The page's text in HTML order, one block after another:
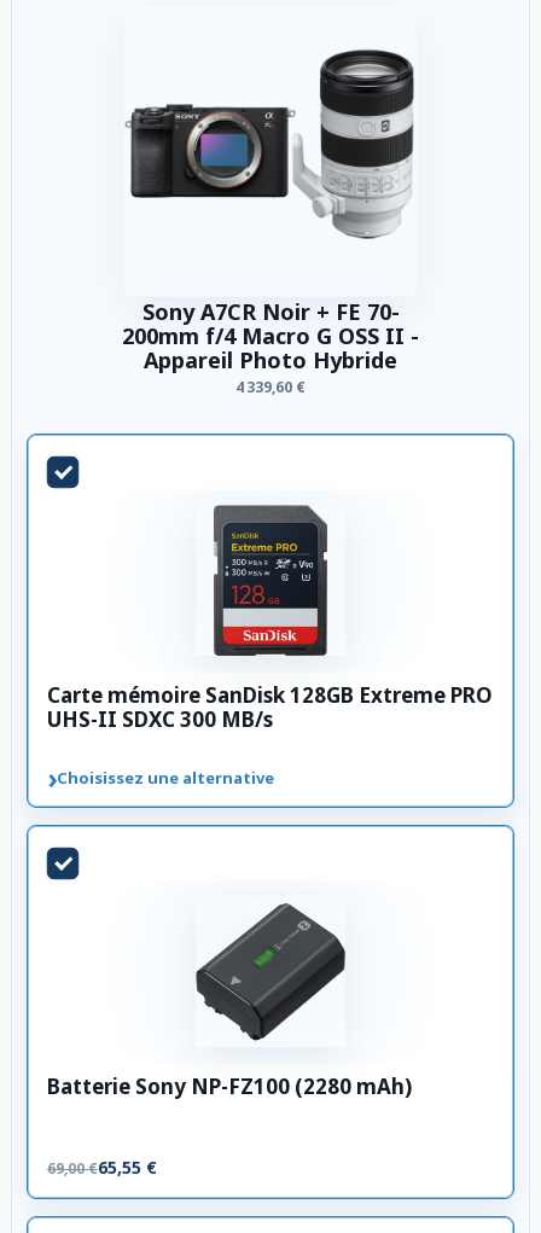
Sony A7CR Noir + FE 70-
200mm f/4 Macro G OSS II -
Appareil Photo Hybride
4 339,60 €
Carte mémoire SanDisk 128GB Extreme PRO
UHS-II SDXC 300 MB/s
›Choisissez une alternative
Batterie Sony NP-FZ100 (2280 mAh)
69,00 €65,55 €